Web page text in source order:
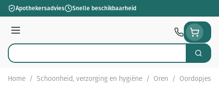
Ga naar de inhoud
Apothekersadvies Snelle beschikbaarheid
Menu
Product, merk, categorie... Zoek
Home / Schoonheid, verzorging en hygiëne / Oren / Oordopjes